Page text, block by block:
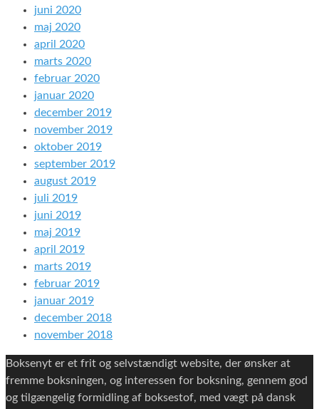
juni 2020
maj 2020
april 2020
marts 2020
februar 2020
januar 2020
december 2019
november 2019
oktober 2019
september 2019
august 2019
juli 2019
juni 2019
maj 2019
april 2019
marts 2019
februar 2019
januar 2019
december 2018
november 2018
Boksenyt er et frit og selvstændigt website, der ønsker at
fremme boksningen, og interessen for boksning, gennem god
og tilgængelig formidling af boksestof, med vægt på dansk